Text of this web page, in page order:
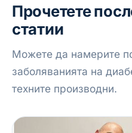
Прочетете
статии
Можете да намерите
заболяванията на
техните производни.